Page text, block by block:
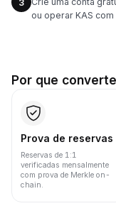
3
ou operar KAS com
Por que
Prova de reservas
Reservas de 1:1
verificadas mensalmente
com prova de Merkle on-
chain.